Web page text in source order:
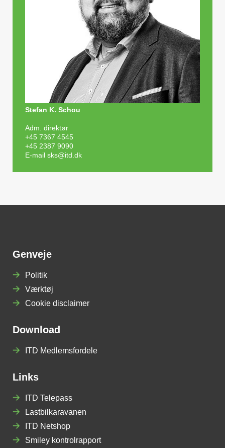
Stefan K. Schou
Adm. direktør
+45 7367 4545
+45 2387 9090
E-mail sks@itd.dk
Genveje
Politik
Værktøj
Cookie disclaimer
Download
ITD Medlemsfordele
Links
ITD Telepass
Lastbilkaravanen
ITD Netshop
Smiley kontrolrapport